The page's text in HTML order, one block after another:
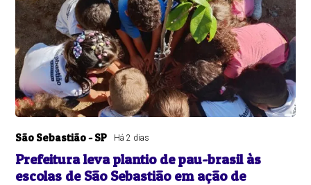
São Sebastião - SP Há 2 dias
Prefeitura leva plantio de pau-brasil às
escolas de São Sebastião em ação de